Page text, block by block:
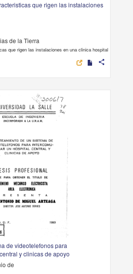
que rigen las instalaciones
de la Tierra
que rigen las instalaciones en una clinica hospital
share
de videotelefonos para
y clinicas de apoyo
de